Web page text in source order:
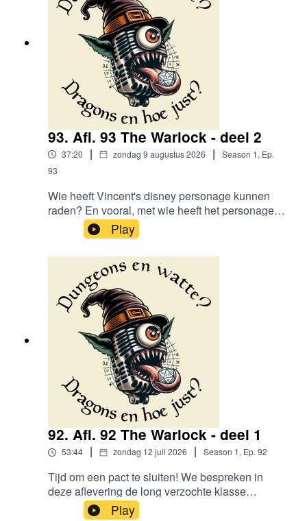
93. Afl. 93 The Warlock - deel 2
37:20 | zondag 9 augustus 2026 | Season 1, Ep.
93
Wie heeft Vincent's disney personage kunnen
raden? En vooral, met wie heeft het personage
een pact gesloten?Timestamps:(0:00:00) Jonas'
Pathfinder Warlock(0:06:07) Robin's D&D
Warlock(0:15:11) Vincent's Disney (13th Age)
WarlockVind ons
hier:https://www.instagram.com/dungeonsenwatt
e/www.dungeonsenwatte.be
Play
92. Afl. 92 The Warlock - deel 1
53:44 | zondag 12 juli 2026 | Season 1, Ep. 92
Tijd om een pact te sluiten! We bespreken in
deze aflevering de long verzochte klasse
"Warlock".Timestamps:(0:00:00) Intro +
Play